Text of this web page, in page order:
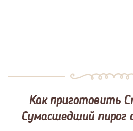
Как приготовить
Сумасшедший пирог